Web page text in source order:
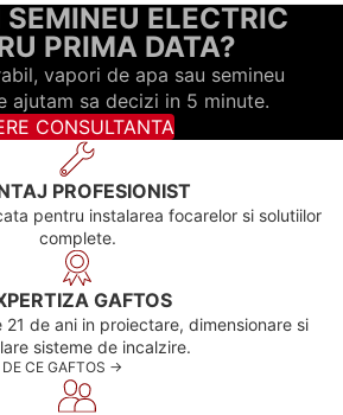
ELECTRIC
PRIMA DATA?
vapori de apa sau semineu
sa decizi in 5 minute.
CONSULTANTA
PROFESIONIST
pentru instalarea focarelor si solutiilor
complete.
GAFTOS
de ani in proiectare, dimensionare si
sisteme de incalzire.
DE CE GAFTOS ->